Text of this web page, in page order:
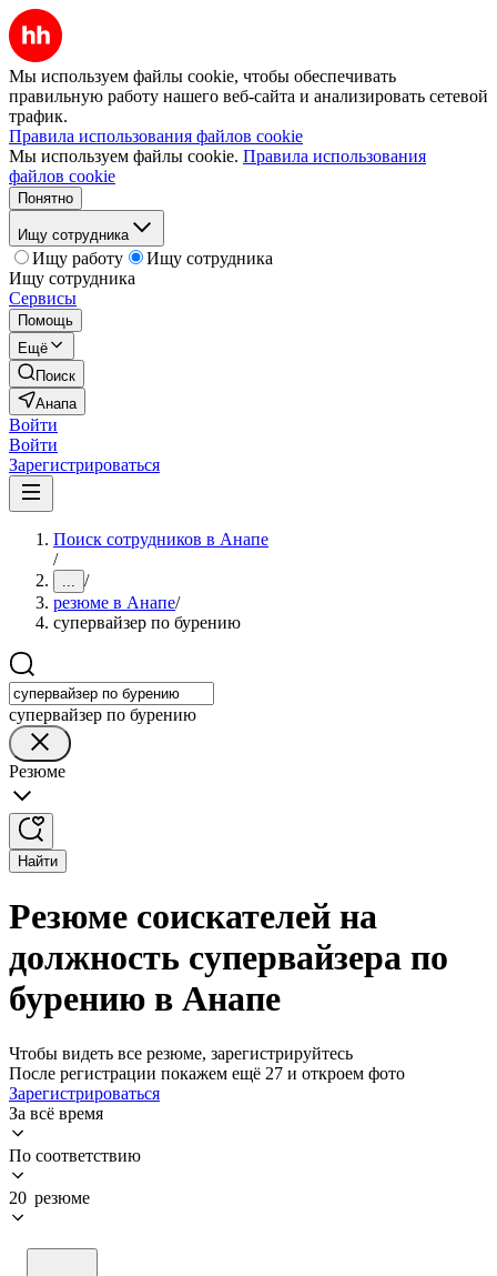
Мы используем файлы cookie, чтобы обеспечивать
правильную работу нашего веб-сайта и анализировать сетевой
трафик.
Правила использования файлов cookie
Мы используем файлы cookie. Правила использования
файлов cookie
Понятно
Ищу сотрудника
Ищу работу
Ищу сотрудника
Ищу сотрудника
Сервисы
Помощь
Ещё
Поиск
Анапа
Войти
Войти
Зарегистрироваться
Поиск сотрудников в Анапе
/
... /
резюме в Анапе/
супервайзер по бурению
супервайзер по бурению
Резюме
Найти
Резюме соискателей на
должность супервайзера по
бурению в Анапе
Чтобы видеть все резюме, зарегистрируйтесь
После регистрации покажем ещё 27 и откроем фото
Зарегистрироваться
За всё время
По соответствию
20 резюме